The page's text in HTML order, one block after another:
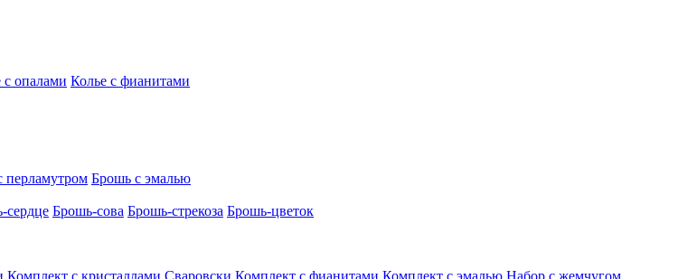
с опалами Колье с фианитами
перламутром Брошь с эмалью
сердце Брошь-сова Брошь-стрекоза Брошь-цветок
Комплект с кристаллами Сваровски Комплект с фианитами Комплект с эмалью Набор с жемчугом